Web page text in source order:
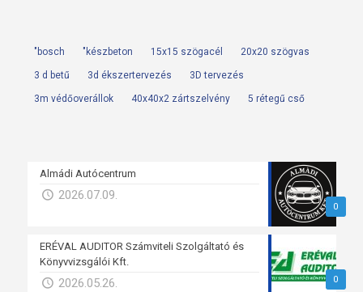
"bosch "készbeton 15x15 szögacél 20x20 szögvas
3 d betű 3d ékszertervezés 3D tervezés
3m védőoverállok 40x40x2 zártszelvény 5 rétegű cső
0
Almádi Autócentrum
2026.07.09.
0
ERÉVAL AUDITOR Számviteli Szolgáltató és
Könyvvizsgálói Kft.
2026.05.26.